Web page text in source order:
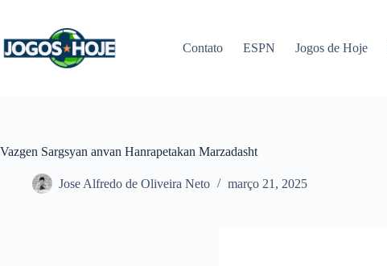
conteúdo
Contato ESPN Jogos de Hoje
Vazgen Sargsyan anvan Hanrapetakan Marzadasht
Jose Alfredo de Oliveira Neto março 21, 2025